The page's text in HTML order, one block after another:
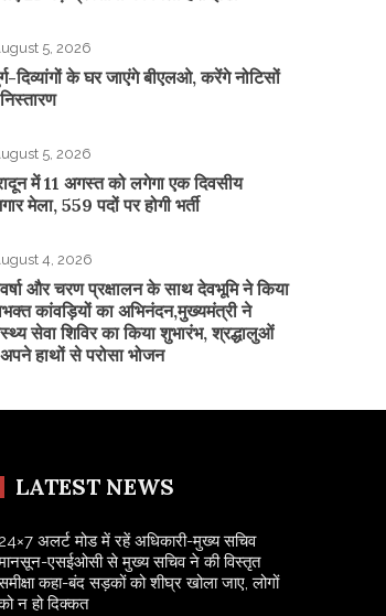
5, 2026
दिव्यांगों के घर जाएंगे बीएलओ, करेंगे नोटिसों
5, 2026
में 11 अगस्त को लगेगा एक दिवसीय
मेला, 559 पदों पर होगी भर्ती
4, 2026
और चरण प्रक्षालन के साथ देवभूमि ने किया
कांवड़ियों का अभिनंदन,मुख्यमंत्री ने
सेवा शिविर का किया शुभारंभ, श्रद्धालुओं
हाथों से परोसा भोजन
LATEST NEWS
24×7 अलर्ट मोड में रहें अधिकारी-मुख्य सचिव
एसईओसी से मुख्य सचिव ने की विस्तृत
कहा-बंद सड़कों को शीघ्र खोला जाए, लोगों
न हो दिक्कत